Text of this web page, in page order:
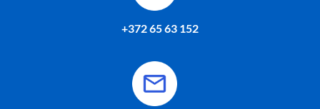
+372 65 63 152